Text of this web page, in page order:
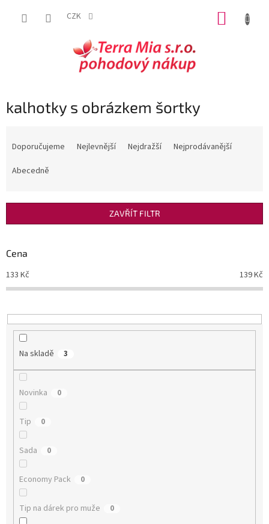
CZK
kalhotky s obrázkem šortky
r
d
k
t
Doporučujeme Nejlevnější Nejdražší
Nejprodávanější
Abecedně
ZAVŘÍT FILTR
Cena
133 Kč 139Kč
Na skladě 3
Novinka 0
Tip 0
Sada 0
Economy Pack 0
Tip na dárek pro muže 0